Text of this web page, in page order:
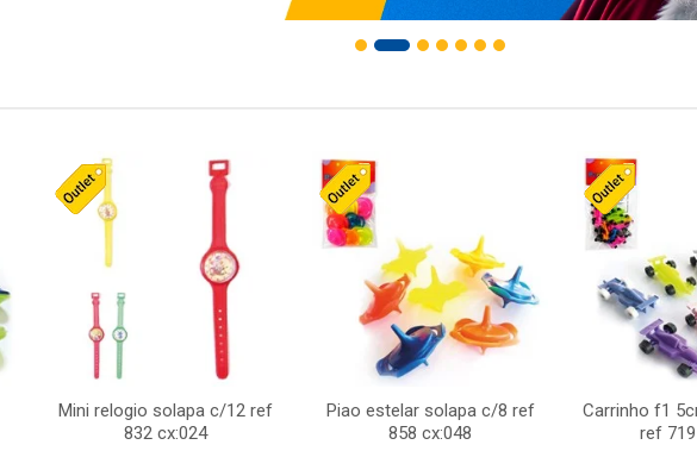
Mini relogio solapa c/12 ref
832 cx:024
Piao estelar solapa c/8 ref
858 cx:048
Carrinho f1
ref